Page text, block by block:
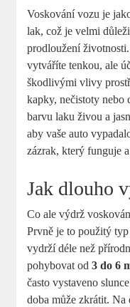
Voskování⁤ vozu je
lak, což je velmi
prodloužení
vytváříte tenkou, ale⁣
škodlivými vlivy
kapky, nečistoty nebo
barvu laku živou a
aby vaše auto
zázrak, který funguje
Jak dlouho
Co ale výdrž
Prvně​ je ⁢to použitý
vydrží déle než
pohybovat od3 do 6
často vystaveno
doba může zkrátit. Na